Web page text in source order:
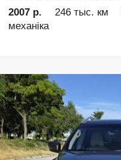
2007 р.
246 тыс. км
механіка